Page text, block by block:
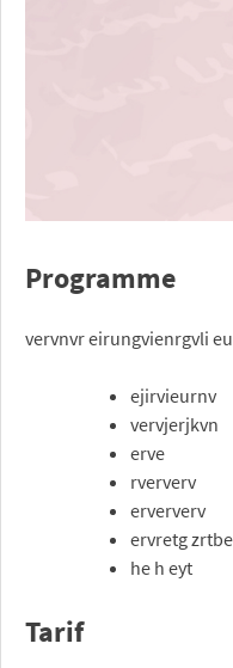
Programme
vervnvr eirungvienrgvli
ejirvieurnv
vervjerjkvn
erve
rververv
erververv
ervretg
he h eyt
Tarif